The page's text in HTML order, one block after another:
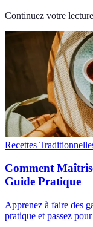
Continuez votre lecture
Recettes
Comment
Guide Pratique
Apprenez à faire des
pratique et passez